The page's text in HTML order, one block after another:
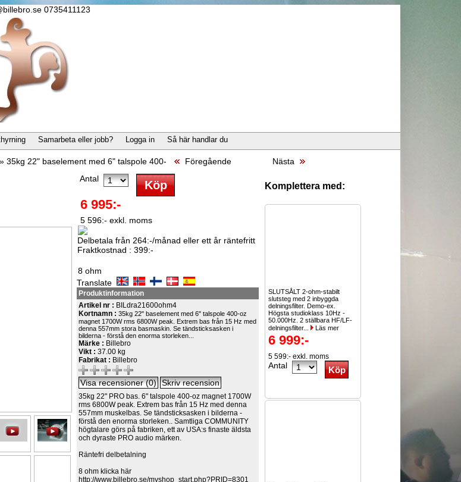
0735411123
Samarbeta eller jobb? Logga in Så här handlar du
»35kg 22" baselement med 6" talspole 400- Föregående Nästa
Antal
6 995:-
5 596:- exkl. moms
Delbetala från 264:-/månad eller ett år räntefritt
Fraktkostnad : 399:-
8 ohm
Translate
Produktinformation
Artikel nr : BILdra21600ohm4
Kortnamn :35kg 22" baselement med 6" talspole 400-oz
magnet 1700W rms 6800W peak. Extrem bas från 15 Hz med
denna 557mm stora basmaskin. Se tändsticksasken i
bilderna - förstå den enorma storleken...
Märke : Billebro
Vikt :37.00 kg
Fabrikat : Billebro
35kg 22" PRO bas. 6" talspole 400-oz magnet 1700W
rms 6800W peak. Extrem bas från 15 Hz med denna
557mm muskelbas. Se tändsticksasken i bilderna -
förstå den enorma storleken.. Samtliga COMMUNITY
högtalare görs på fabriken, ett av USA:s finaste äldsta
och dyraste PRO audio märken.
Räntefri delbetalning
8 ohm klicka här
http://www.billebro.se/myshop_start.php?PRID=8301
Komplettera med:
SLUTSÅLT 2-ohm-stabilt
slutsteg med 2 inbyggda
delningsfilter. Demo-ex.
Högsta studioklass 10Hz -
50.000Hz. 2 ställbara HF/LF-
delningsfilter...
Läs mer
6 999:-
5 599:- exkl. moms
Antal